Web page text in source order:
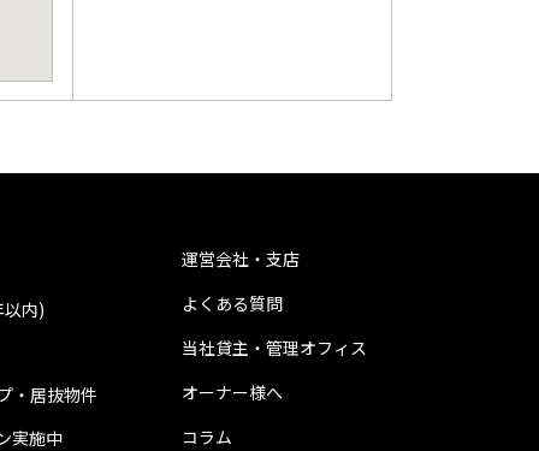
内)
・居抜物件
実施中
運営会社・支店
よくある質問
当社貸主・管理オフィス
オーナー様へ
コラム